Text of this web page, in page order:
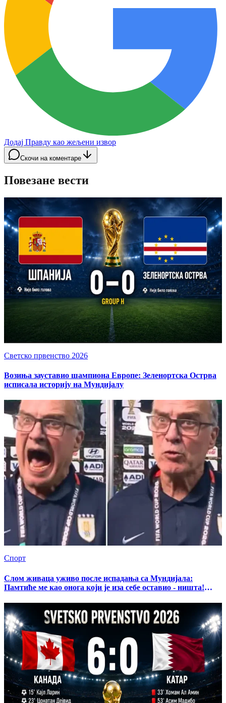
Додај Правду као жељени извор
Скочи на коментаре
Повезане вести
Светско првенство 2026
Возиња зауставио шампиона Европе: Зеленортска Острва
исписала историју на Мундијалу
Спорт
Слом живаца уживо после испадања са Мундијала:
Памтиће ме као онога који је иза себе оставио - ништа!